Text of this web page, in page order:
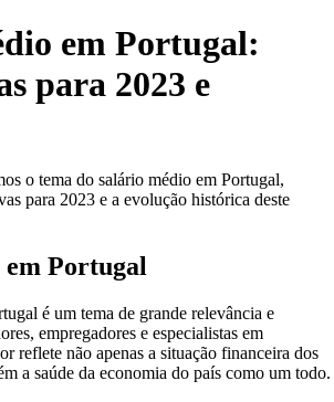
em Portugal:
para 2023 e
o tema do salário médio em Portugal,
para 2023 e a evolução histórica deste
Portugal
é um tema de grande relevância e
empregadores e especialistas em
reflete não apenas a situação financeira dos
a saúde da economia do país como um todo.